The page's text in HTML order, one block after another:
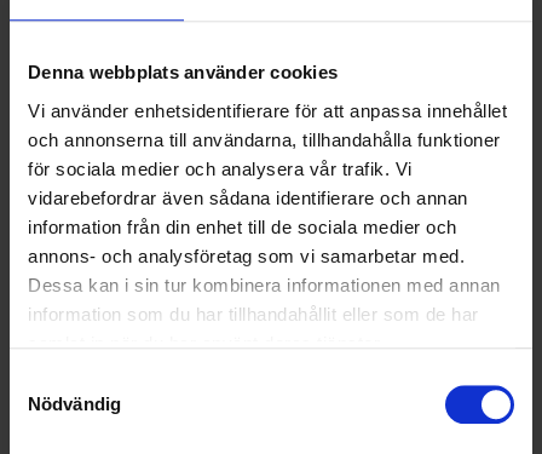
Denna webbplats använder cookies
Vi använder enhetsidentifierare för att anpassa innehållet
och annonserna till användarna, tillhandahålla funktioner
för sociala medier och analysera vår trafik. Vi
vidarebefordrar även sådana identifierare och annan
information från din enhet till de sociala medier och
annons- och analysföretag som vi samarbetar med.
Dessa kan i sin tur kombinera informationen med annan
information som du har tillhandahållit eller som de har
Nödvändig
SAMARBETEN
SOCIALT ANSVAR
VELLINGE